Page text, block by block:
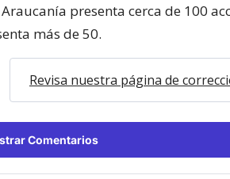
presenta cerca de 100
más de 50.
Revisa nuestra página de
Comentarios